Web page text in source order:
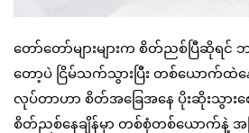
တော်တော်များများက စိတ်ညစ်ပြီဆိုရင်
တော့ပဲ ငြိမ်သက်သွားပြီး တစ်ယောက်ထဲ
လုပ်တာဟာ စိတ်အခြေအနေ ပိုးဆိုးသွားစ
စိတ်ညစ်နေချိန်မှာ တစ်စုံတစ်ယောက်နဲ့ အမြဲ